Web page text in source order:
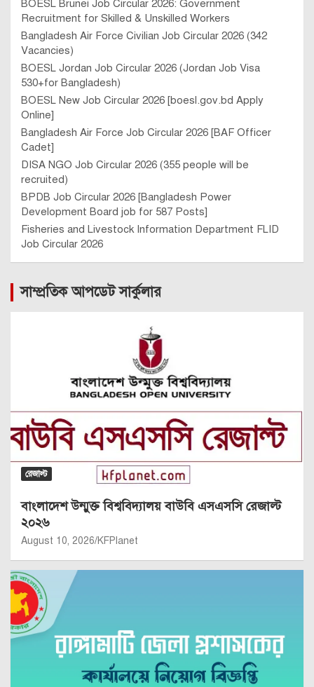
BOESL Brunei Job Circular 2026: Government
Recruitment for Skilled & Unskilled Workers
Bangladesh Air Force Civilian Job Circular 2026 (342
Vacancies)
BOESL Jordan Job Circular 2026 (Jordan Job Visa
530+for Bangladesh)
BOESL New Job Circular 2026 [boesl.gov.bd Apply
Online]
Bangladesh Air Force Job Circular 2026 [BAF Officer
Cadet]
DISA NGO Job Circular 2026 (355 people will be
recruited)
BPDB Job Circular 2026 [Bangladesh Power
Development Board job for 587 Posts]
Fisheries and Livestock Information Department FLID
Job Circular 2026
সাম্প্রতিক আপডেট সার্কুলার
রেজাল্ট
বাংলাদেশ উন্মুক্ত বিশ্ববিদ্যালয় বাউবি এসএসসি রেজাল্ট
২০২৬
August 10, 2026 KFPlanet